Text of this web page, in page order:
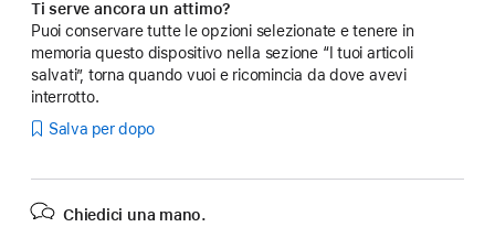
Ti serve ancora un attimo?
Puoi conservare tutte le opzioni selezionate e tenere in
memoria questo dispositivo nella sezione “I tuoi articoli
salvati”, torna quando vuoi e ricomincia da dove avevi
interrotto.
Salva per dopo
Chiedici una mano.